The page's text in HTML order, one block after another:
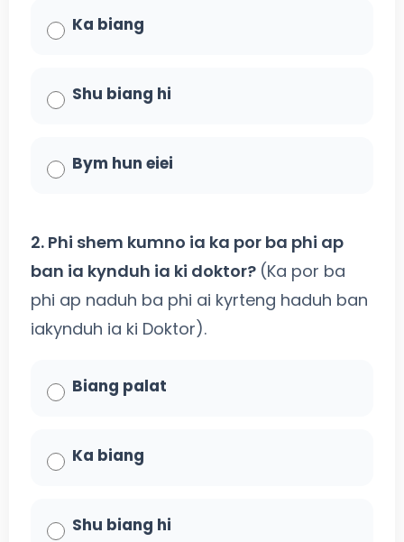
Ka biang
Shu biang hi
Bym hun eiei
2. Phi shem kumno ia ka por ba phi ap
ban ia kynduh ia ki doktor? (Ka por ba
phi ap naduh ba phi ai kyrteng haduh ban
iakynduh ia ki Doktor).
Biang palat
Ka biang
Shu biang hi